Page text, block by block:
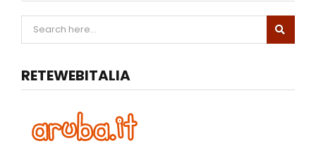
RETEWEBITALIA